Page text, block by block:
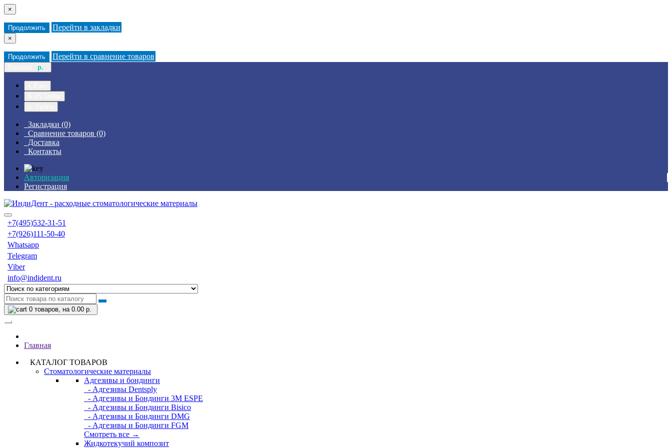
×
Продолжить Перейти в закладки
×
Продолжить Перейти в сравнение товаров
р.
Закладки (0)
Сравнение товаров (0)
Доставка
Контакты
Авторизация
Регистрация
+7(495)532-31-51
+7(926)111-50-40
Whatsapp
Telegram
Viber
info@indident.ru
0 товаров, на 0.00 р.
Главная
КАТАЛОГ ТОВАРОВ
Стоматологические материалы
Адгезивы и бондинги
- Адгезивы Dentsply
- Адгезивы и Бондинги 3M ESPE
- Адгезивы и Бондинги Bisico
- Адгезивы и Бондинги DMG
- Адгезивы и Бондинги FGM
Смотреть все →
Жидкотекучий композит